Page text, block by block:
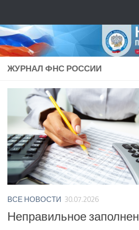
ЖУРНАЛ ФНС РОССИИ
ВСЕ НОВОСТИ 30.07.2026
Неправильное